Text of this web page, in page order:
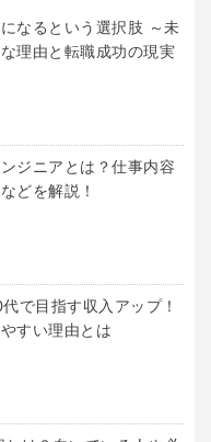
なるという選択肢 ～未
理由と転職成功の現実
ジニアとは？仕事内容
どを解説！
で目指す収入アップ！
すい理由とは